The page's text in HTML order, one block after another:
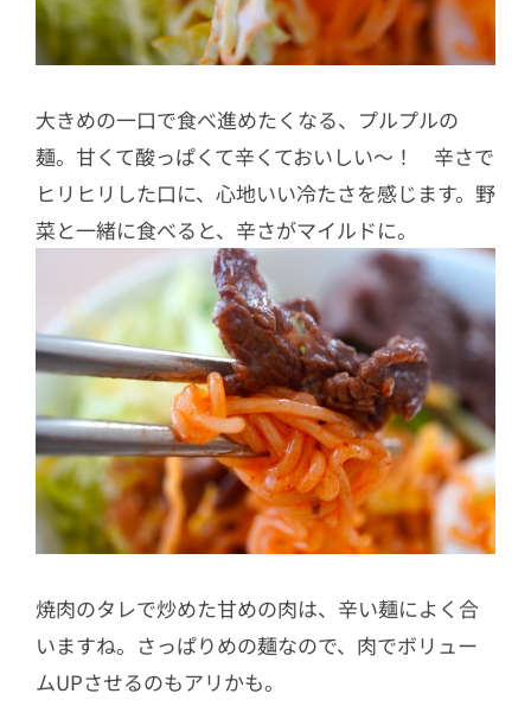
大きめの一口で食べ進めたくなる、プルプルの
麺。甘くて酸っぱくて辛くておいしい〜！ 辛さで
ヒリヒリした口に、心地いい冷たさを感じます。野
菜と一緒に食べると、辛さがマイルドに。
焼肉のタレで炒めた甘めの肉は、辛い麺によく合
いますね。さっぱりめの麺なので、肉でボリュー
ムUPさせるのもアリかも。